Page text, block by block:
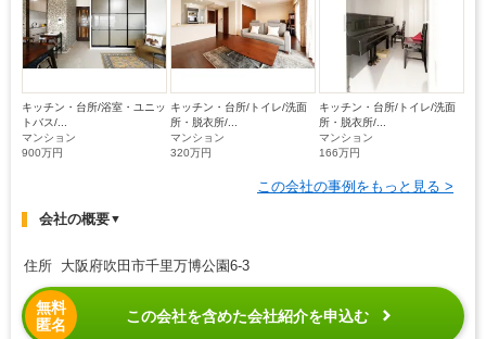
キッチン・台所/浴室・ユニッ
トバス/...
マンション
900万円
キッチン・台所/トイレ/洗面
所・脱衣所/...
マンション
320万円
キッチン・台所/トイレ/洗面
所・脱衣所/...
マンション
166万円
この会社の事例をもっと見る >
会社の概要▼
住所 大阪府吹田市千里万博公園6-3
無料
匿名
この会社を含めた会社紹介を申込む